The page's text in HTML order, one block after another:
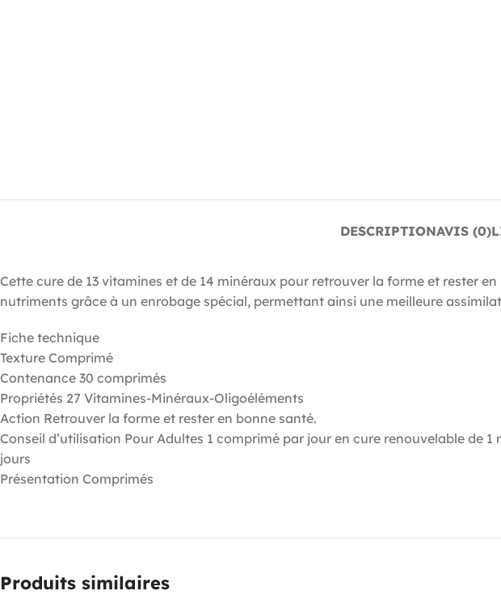
DESCRIPTIONAVIS (0)
Cette cure de 13 vitamines et de 14 minéraux pour retrouver la forme et rester
nutriments grâce à un enrobage spécial, permettant ainsi une meilleure
Fiche technique
Texture Comprimé
Contenance 30 comprimés
Propriétés 27 Vitamines-Minéraux-Oligoéléments
Action Retrouver la forme et rester en bonne santé.
Conseil d’utilisation Pour Adultes 1 comprimé par jour en cure renouvelable de
jours
Présentation Comprimés
Produits similaires